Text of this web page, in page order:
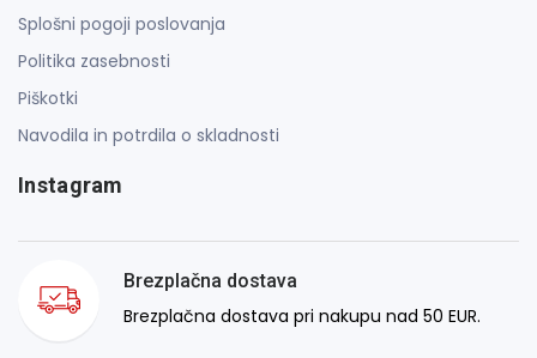
Splošni pogoji poslovanja
Politika zasebnosti
Piškotki
Navodila in potrdila o skladnosti
Instagram
Brezplačna dostava
Brezplačna dostava pri nakupu nad 50 EUR.